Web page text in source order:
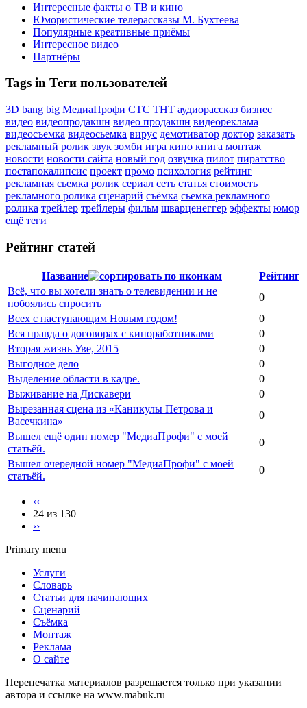
Интересные факты о ТВ и кино
Юмористические телерассказы М. Бухтеева
Популярные креативные приёмы
Интересное видео
Партнёры
Tags in Теги пользователей
3D bang big МедиаПрофи СТС ТНТ аудиорассказ бизнес
видео видеопродакшн видео продакшн видеореклама
видеосъемка видеосьемка вирус демотиватор доктор заказать
рекламный ролик звук зомби игра кино книга монтаж
новости новости сайта новый год озвучка пилот пиратство
постапокалипсис проект промо психология рейтинг
рекламная сьемка ролик сериал сеть статья стоимость
рекламного ролика сценарий съёмка сьемка рекламного
ролика трейлер трейлеры фильм шварценеггер эффекты юмор
ещё теги
Рейтинг статей
Название
Рейтинг
Всё, что вы хотели знать о телевидении и не
побоялись спросить
0
Всех с наступающим Новым годом!
0
Вся правда о договорах с киноработниками
0
Вторая жизнь Уве, 2015
0
Выгодное дело
0
Выделение области в кадре.
0
Выживание на Дискавери
0
Вырезанная сцена из «Каникулы Петрова и
Васечкина»
0
Вышел ещё один номер "МедиаПрофи" с моей
статьёй.
0
Вышел очередной номер "МедиаПрофи" с моей
статьёй.
0
‹‹
24 из 130
››
Primary menu
Услуги
Словарь
Статьи для начинающих
Сценарий
Съёмка
Монтаж
Реклама
О сайте
Перепечатка материалов разрешается только при указании
автора и ссылке на www.mabuk.ru